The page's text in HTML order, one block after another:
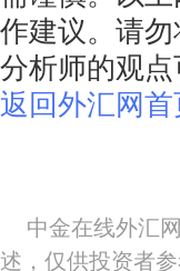
作建议。请
分析师的观
返回外汇网
中金在线外汇
述，仅供投资者